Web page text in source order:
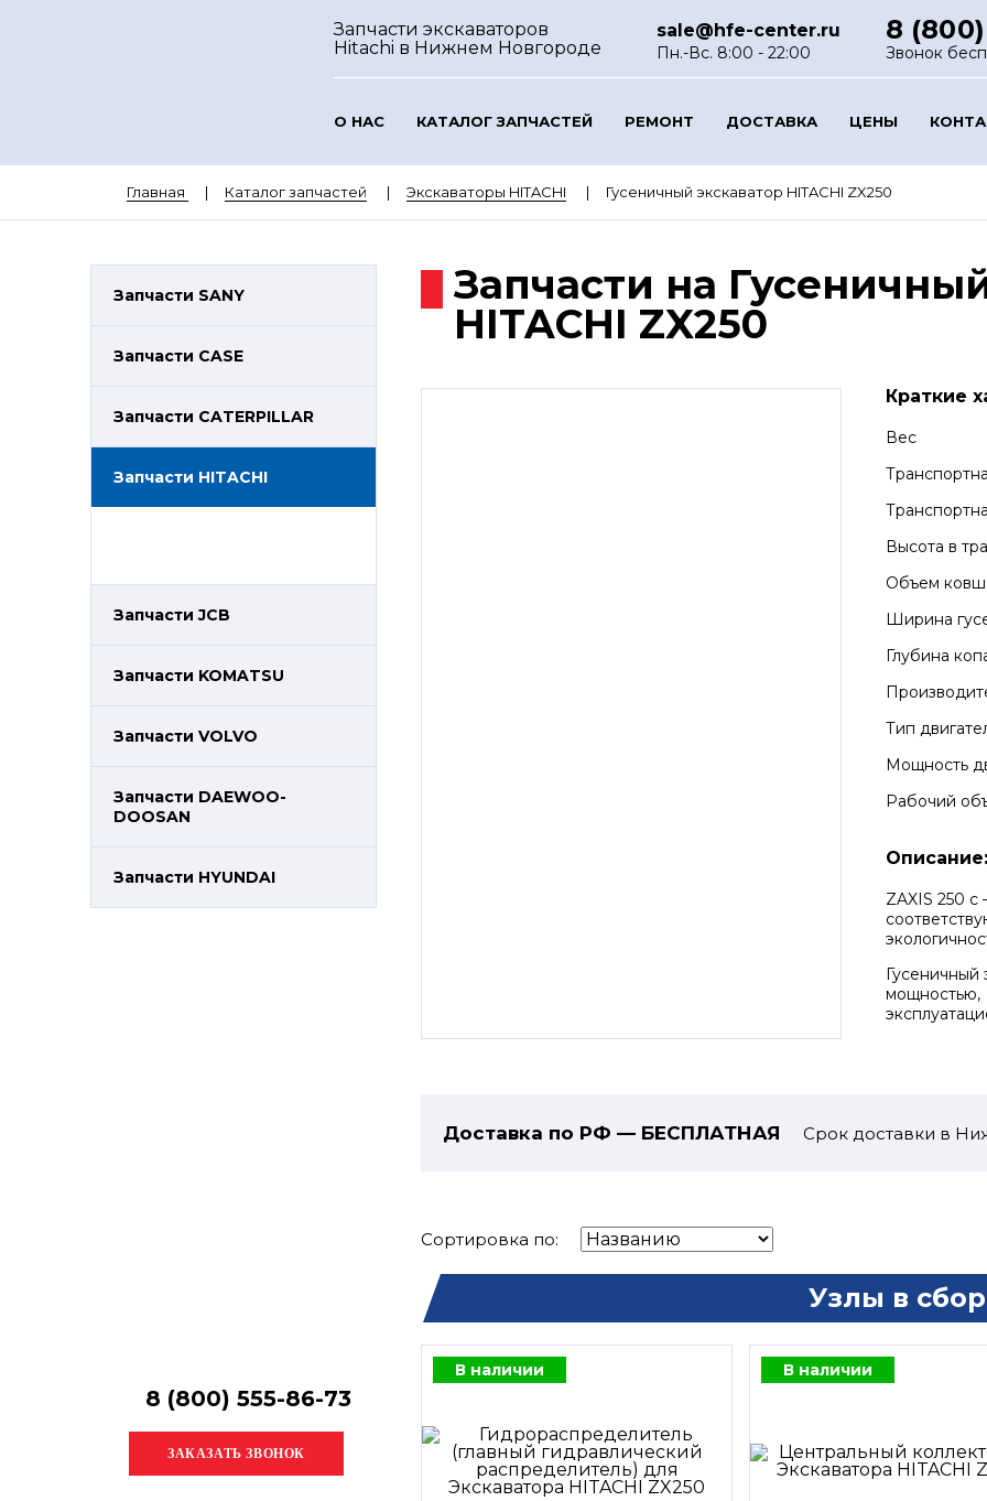
Запчасти экскаваторов
Hitachi в Нижнем Новгороде
sale@hfe-center.ru
Пн.-Вс. 8:00 - 22:00
8
Звонок
О НАС КАТАЛОГ ЗАПЧАСТЕЙ РЕМОНТ ДОСТАВКА ЦЕНЫ
Главная Каталог запчастей Экскаваторы HITACHI Гусеничный экскаватор HITACHI ZX250
Запчасти SANY
Запчасти CASE
Запчасти CATERPILLAR
Запчасти HITACHI
Запчасти JCB
Запчасти KOMATSU
Запчасти VOLVO
Запчасти DAEWOO-
DOOSAN
Запчасти HYUNDAI
8 (800) 555-86-73
Запчасти на
HITACHI ZX250
Краткие
Вес
Высота в
Объем
Ширина
Глубина
Тип
Мощность
Рабочий
Описание:
ZAXIS 250
Гусеничный
мощностью,
Доставка по РФ — БЕСПЛАТНАЯ Срок доставки в
Сортировка по:
Узлы в
В наличии В наличии